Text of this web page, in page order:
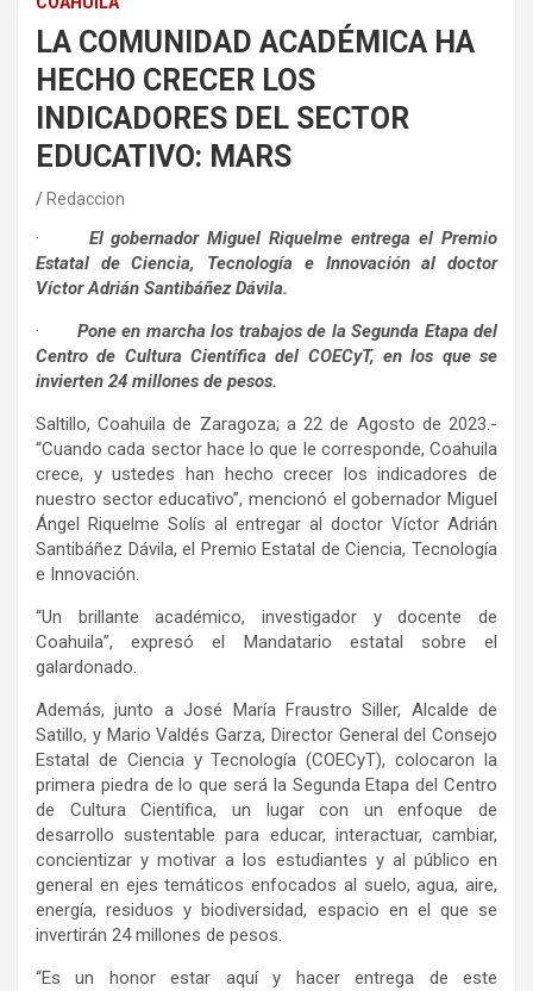
LA COMUNIDAD ACADÉMICA HA
HECHO CRECER LOS
INDICADORES DEL SECTOR
EDUCATIVO: MARS
Redaccion
· El gobernador Miguel Riquelme entrega el Premio
Estatal de Ciencia, Tecnología e Innovación al doctor
Víctor Adrián Santibáñez Dávila.
·
Pone en marcha los trabajos de la Segunda Etapa del
Centro de Cultura Científica del COECyT, en los que se
invierten 24 millones de pesos.
Saltillo, Coahuila de Zaragoza; a 22 de Agosto de 2023.-
“Cuando cada sector hace lo que le corresponde, Coahuila
crece, y ustedes han hecho crecer los indicadores de
nuestro sector educativo”, mencionó el gobernador Miguel
Ángel Riquelme Solís al entregar al doctor Víctor Adrián
Santibáñez Dávila, el Premio Estatal de Ciencia, Tecnología
e Innovación.
“Un brillante académico, investigador y docente de
Coahuila”, expresó el Mandatario estatal sobre el
galardonado.
Además, junto a José María Fraustro Siller, Alcalde de
Satillo, y Mario Valdés Garza, Director General del Consejo
Estatal de Ciencia y Tecnología (COECyT), colocaron la
primera piedra de lo que será la Segunda Etapa del Centro
de Cultura Científica, un lugar con un enfoque de
desarrollo sustentable para educar, interactuar, cambiar,
concientizar y motivar a los estudiantes y al público en
general en ejes temáticos enfocados al suelo, agua, aire,
energía, residuos y biodiversidad, espacio en el que se
invertirán 24 millones de pesos.
“Es un honor estar aquí y hacer entrega de este